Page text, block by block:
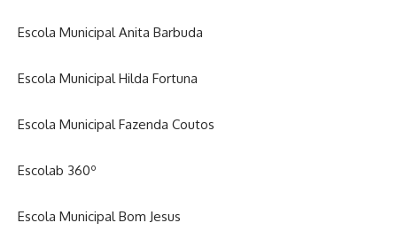
Escola Municipal Anita Barbuda
Escola Municipal Hilda Fortuna
Escola Municipal Fazenda Coutos
Escolab 360º
Escola Municipal Bom Jesus